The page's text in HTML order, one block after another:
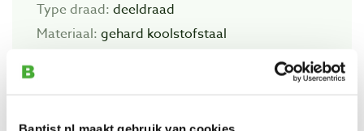
Type draad: deeldraad
Materiaal: gehard koolstofstaal